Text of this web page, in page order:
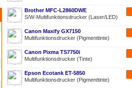
Brother MFC-L2860DWE
S/W-Multifunktionsdrucker (Laser/LED)
Canon Maxify GX7150
Multifunktionsdrucker (Pigmenttinte)
Canon Pixma TS7750i
Multifunktionsdrucker (Tinte)
Epson Ecotank ET-5850
Multifunktionsdrucker (Pigmenttinte)